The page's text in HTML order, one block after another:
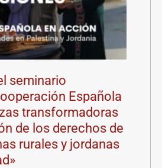
seminario
Española
transformadoras
de los derechos de
rurales y jordanas